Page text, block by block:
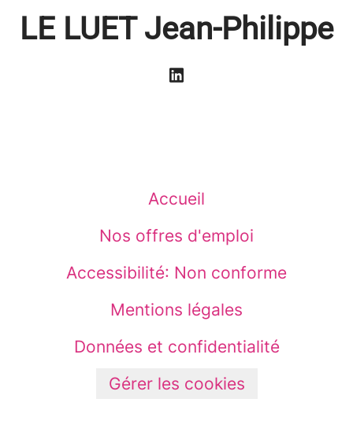
LE LUET Jean-Philippe
Accueil
Nos offres d'emploi
Accessibilité: Non conforme
Mentions légales
Données et confidentialité
Gérer les cookies